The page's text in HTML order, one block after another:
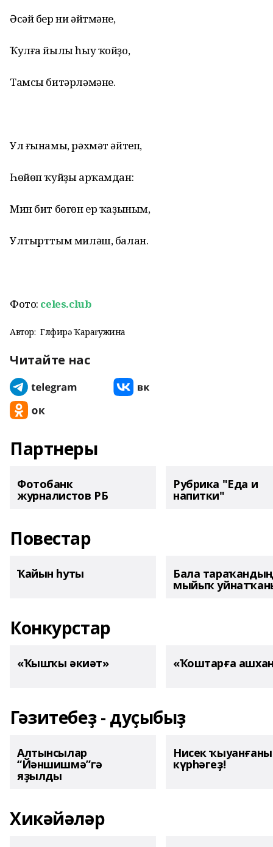
Әсәй бер ни әйтмәне,
Ҡулға йылы һыу ҡойҙо,
Тамсы битәрләмәне.
Ул ғынамы, рәхмәт әйтеп,
Һөйөп ҡуйҙы арҡамдан:
Мин бит бөгөн ер ҡаҙыным,
Ултырттым миләш, балан.
Фото: celes.club
Автор: Гөлфирә Ҡарағужина
Читайте нас
Партнеры
Фотобанк
журналистов РБ
Рубрика "Еда и
напитки"
Повестар
Ҡайын һуты Бала тараҡандың
мыйыҡ
Конкурстар
«Ҡышҡы әкиәт» «Ҡоштарға
Гәзитебеҙ - дуҫыбыҙ
Алтынсылар
“Йәншишмә”гә
яҙылды
Нисек
күрһәгеҙ!
Хикәйәләр